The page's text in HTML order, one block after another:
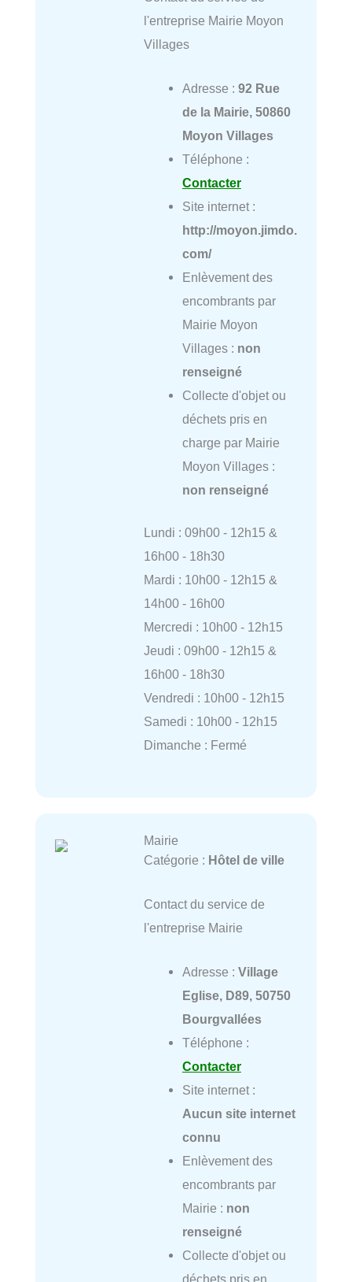
l'entreprise Mairie Moyon
Villages
Adresse : 92 Rue
de la Mairie, 50860
Moyon Villages
Téléphone :
Contacter
Site internet :
http://moyon.jimdo.
com/
Enlèvement des
encombrants par
Mairie Moyon
Villages : non
renseigné
Collecte d'objet ou
déchets pris en
charge par Mairie
Moyon Villages :
non renseigné
Lundi : 09h00 - 12h15 &
16h00 - 18h30
Mardi : 10h00 - 12h15 &
14h00 - 16h00
Mercredi : 10h00 - 12h15
Jeudi : 09h00 - 12h15 &
16h00 - 18h30
Vendredi : 10h00 - 12h15
Samedi : 10h00 - 12h15
Dimanche : Fermé
Mairie
Catégorie : Hôtel de ville
Contact du service de
l'entreprise Mairie
Adresse : Village
Eglise, D89, 50750
Bourgvallées
Téléphone :
Contacter
Site internet :
Aucun site internet
connu
Enlèvement des
encombrants par
Mairie : non
renseigné
Collecte d'objet ou
déchets pris en